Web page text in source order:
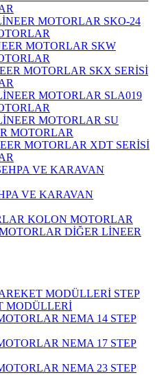
SKO-24
SKW
SKX SERİSİ
SLA019
SU
MOTORLAR
XDT SERİSİ
VE KARAVAN
KOLON MOTORLAR
DİĞER LİNEER
STEP
MODÜLLERİ
NEMA 14 STEP
NEMA 17 STEP
NEMA 23 STEP